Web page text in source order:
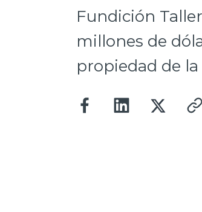
Fundición
millones de
propiedad de